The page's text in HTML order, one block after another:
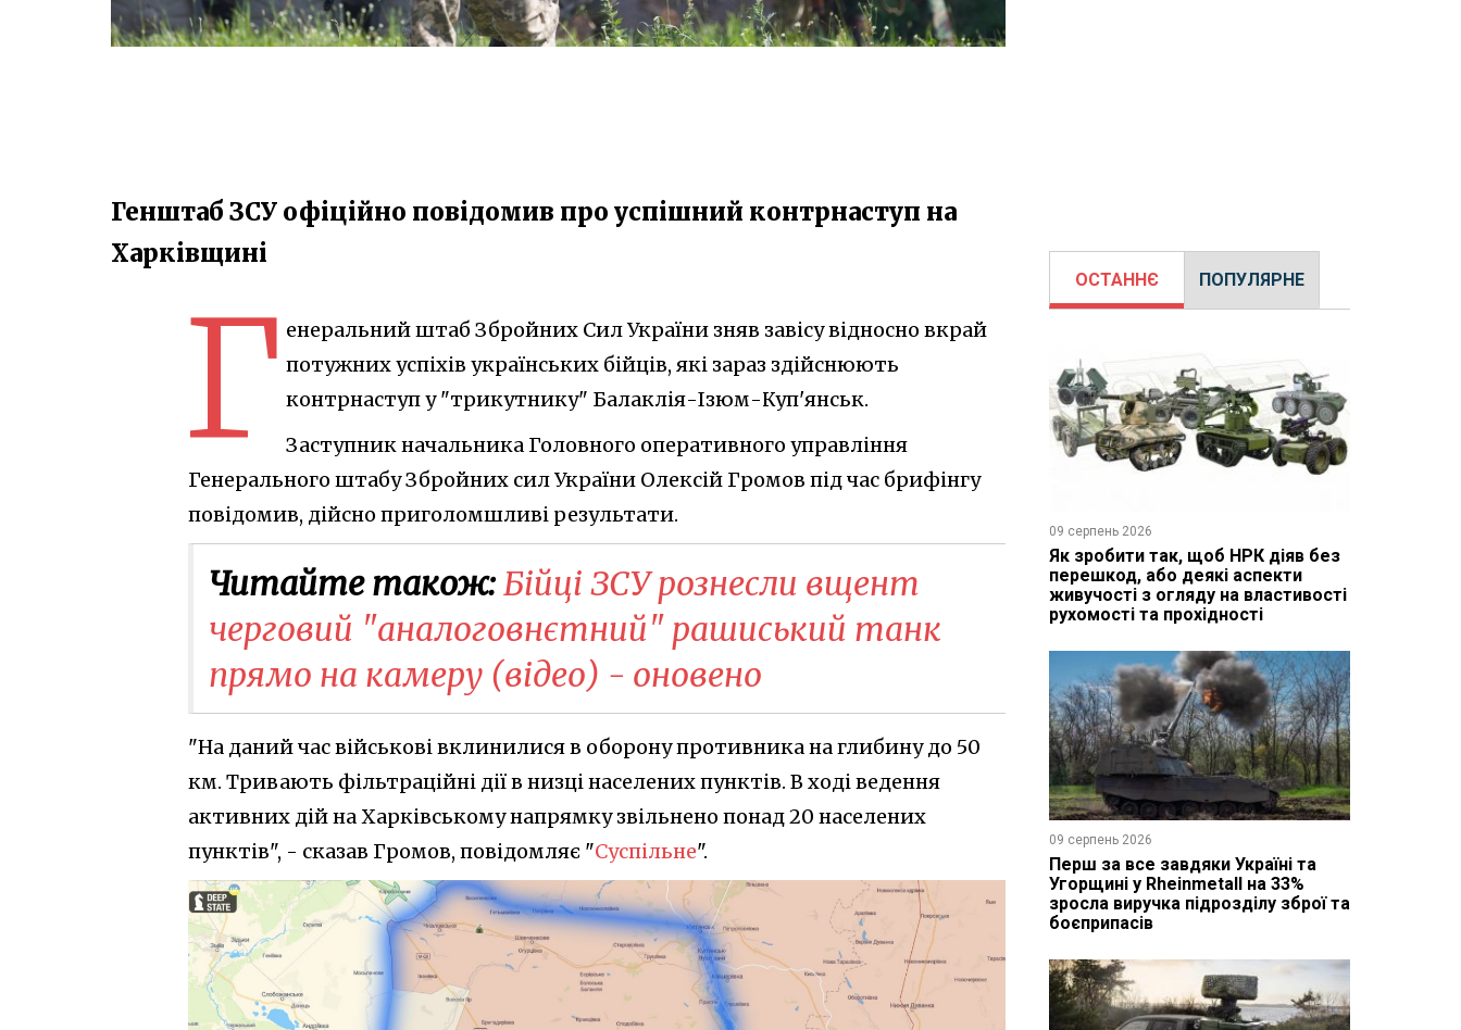
Генштаб ЗСУ офіційно повідомив про успішний контрнаступ на
Харківщині
Г енеральний штаб Збройних Сил України зняв завісу відносно вкрай
потужних успіхів українських бійців, які зараз здійснюють
контрнаступ у "трикутнику" Балаклія-Ізюм-Куп'янськ.
Заступник начальника Головного оперативного управління
Генерального штабу Збройних сил України Олексій Громов під час брифінгу
повідомив, дійсно приголомшливі результати.
Читайте також:Бійці ЗСУ рознесли вщент
черговий "аналоговнєтний" рашиський танк
прямо на камеру (відео) - оновено
"На даний час військові вклинилися в оборону противника на глибину до 50
км. Тривають фільтраційні дії в низці населених пунктів. В ході ведення
активних дій на Харківському напрямку звільнено понад 20 населених
пунктів", - сказав Громов, повідомляє "Суспільне".
ОСТАННЄ ПОПУЛЯРНЕ
09 серпень 2026
Як зробити так, щоб НРК діяв без
перешкод, або деякі аспекти
живучості з огляду на властивості
рухомості та прохідності
09 серпень 2026
Перш за все завдяки Україні та
Угорщині у Rheinmetall на 33%
зросла виручка підрозділу зброї та
боєприпасів